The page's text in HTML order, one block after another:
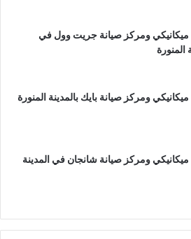
ومركز صيانة جريت وول في
المنورة
ومركز صيانة بايك بالمدينة المنورة
ومركز صيانة شانجان في المدينة